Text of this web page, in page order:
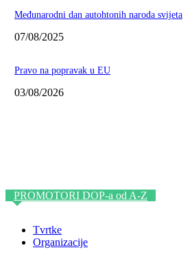
Međunarodni dan autohtonih naroda svijeta
07/08/2025
Pravo na popravak u EU
03/08/2026
PROMOTORI DOP-a od A-Z
Tvrtke
Organizacije